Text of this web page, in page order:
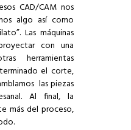
CAD/CAM nos
algo así como
Las máquinas
con una
herramientas
el corte,
las piezas
Al final, la
más del proceso,